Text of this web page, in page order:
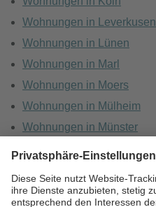
Wohnungen in Leverkusen
Wohnungen in Lünen
Wohnungen in Marl
Wohnungen in Moers
Wohnungen in Mülheim
Wohnungen in Münster